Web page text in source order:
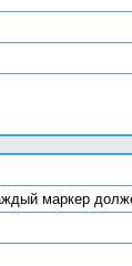
маркер